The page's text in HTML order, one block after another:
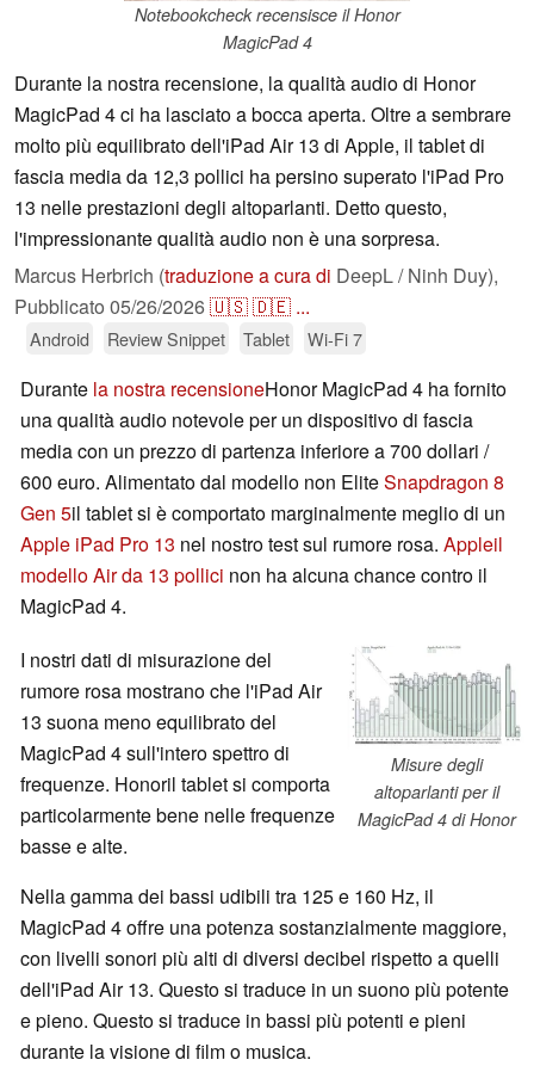
Notebookcheck recensisce il Honor
MagicPad 4
Durante la nostra recensione, la qualità audio di Honor
MagicPad 4 ci ha lasciato a bocca aperta. Oltre a sembrare
molto più equilibrato dell'iPad Air 13 di Apple, il tablet di
fascia media da 12,3 pollici ha persino superato l'iPad Pro
13 nelle prestazioni degli altoparlanti. Detto questo,
l'impressionante qualità audio non è una sorpresa.
Marcus Herbrich (traduzione a cura di DeepL / Ninh Duy),
Pubblicato 05/26/2026🇺🇸🇩🇪 ...
Android Review Snippet Tablet Wi-Fi 7
Durante la nostra recensioneHonor MagicPad 4 ha fornito
una qualità audio notevole per un dispositivo di fascia
media con un prezzo di partenza inferiore a 700 dollari /
600 euro. Alimentato dal modello non EliteSnapdragon 8
Gen 5il tablet si è comportato marginalmente meglio di un
Apple iPad Pro 13 nel nostro test sul rumore rosa. Appleil
modello Air da 13 pollici non ha alcuna chance contro il
MagicPad 4.
Misure degli
altoparlanti per il
MagicPad 4 di Honor
I nostri dati di misurazione del
rumore rosa mostrano che l'iPad Air
13 suona meno equilibrato del
MagicPad 4 sull'intero spettro di
frequenze. Honoril tablet si comporta
particolarmente bene nelle frequenze
basse e alte.
Nella gamma dei bassi udibili tra 125 e 160 Hz, il
MagicPad 4 offre una potenza sostanzialmente maggiore,
con livelli sonori più alti di diversi decibel rispetto a quelli
dell'iPad Air 13. Questo si traduce in un suono più potente
e pieno. Questo si traduce in bassi più potenti e pieni
durante la visione di film o musica.